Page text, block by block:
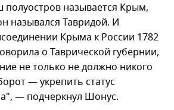
полуостров называется Крым,
назывался Тавридой. И
Крыма к России 1782
о Таврической губернии,
не только не должно никого
— укрепить статус
— подчеркнул Шонус.